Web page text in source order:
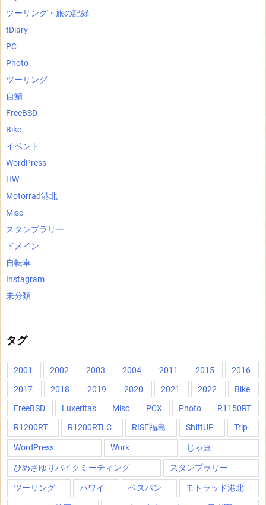
ツーリング・旅の記録
tDiary
PC
Photo
ツーリング
自鯖
FreeBSD
Bike
イベント
WordPress
HW
Motorrad港北
Misc
スタンプラリー
ドメイン
自転車
Instagram
未分類
タグ
2001 2002 2003 2004 2011 2015
2016
2017
2018 2019 2020 2021 2022
Bike
FreeBSD
Luxeritas Misc PCX Photo
R1150RT
R1200RT
R1200RTLC RISE福島 ShiftUP Trip
WordPress Work じゃ豆
ひめさゆりバイクミーティング スタンプラリー
ツーリング ハワイ ベスパン モトラッド港北